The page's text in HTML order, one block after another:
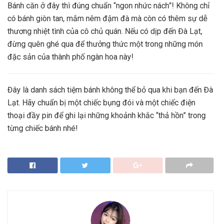
Bánh căn ở đây thì đúng chuẩn “ngon nhức nách”! Không chỉ
có bánh giòn tan, mắm nêm đậm đà mà còn có thêm sự dễ
thương nhiệt tình của cô chủ quán. Nếu có dịp đến Đà Lạt,
đừng quên ghé qua để thưởng thức một trong những món
đặc sản của thành phố ngàn hoa này!
Đây là danh sách tiệm bánh không thể bỏ qua khi bạn đến Đà
Lạt. Hãy chuẩn bị một chiếc bụng đói và một chiếc điện
thoại đầy pin để ghi lại những khoảnh khắc “thả hồn” trong
từng chiếc bánh nhé!